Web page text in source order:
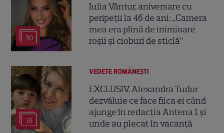
30
Iulia Vântur, aniversare cu
peripeții la 46 de ani: „Camera
mea era plină de inimioare
roșii și cioburi de sticlă”
16
VEDETE ROMÂNEŞTI
EXCLUSIV. Alexandra Tudor
dezvăluie ce face fiica ei când
ajunge în redacția Antena 1 și
unde au plecat în vacanță